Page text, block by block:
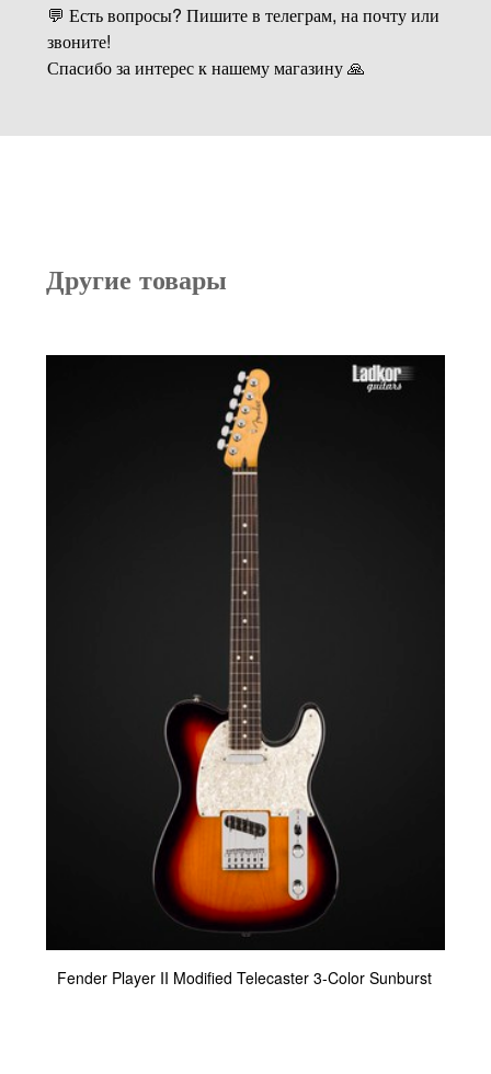
💬 Есть вопросы? Пишите в телеграм, на почту или
звоните!
Спасибо за интерес к нашему магазину 🙏
Другие товары
Fender Player II Modified Telecaster 3-Color Sunburst